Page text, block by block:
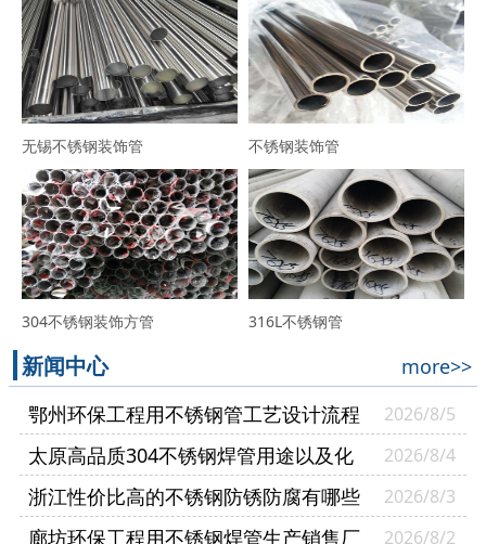
无锡不锈钢装饰管 不锈钢装饰管
304不锈钢装饰方管 316L不锈钢管
新闻中心
more>>
鄂州环保工程用不锈钢管工艺设计流程
2026/8/5
太原高品质304不锈钢焊管用途以及化
学成分
2026/8/4
浙江性价比高的不锈钢防锈防腐有哪些
方法
2026/8/3
廊坊环保工程用不锈钢焊管生产销售厂 2026/8/2